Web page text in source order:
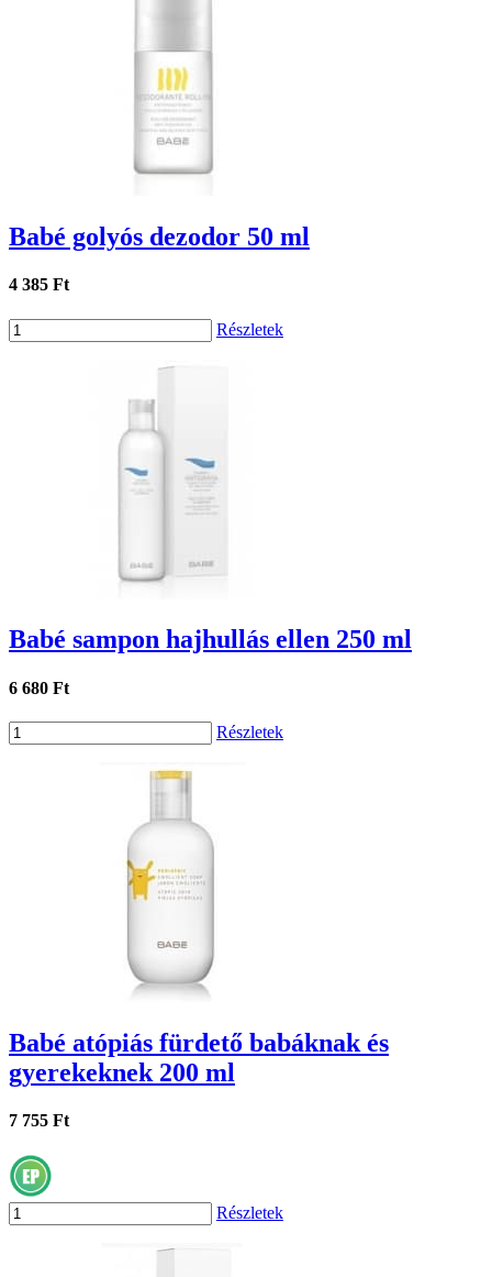
Babé golyós dezodor 50 ml
4 385 Ft
Részletek
Babé sampon hajhullás ellen 250 ml
6 680 Ft
Részletek
Babé atópiás fürdető babáknak és
gyerekeknek 200 ml
7 755 Ft
Részletek